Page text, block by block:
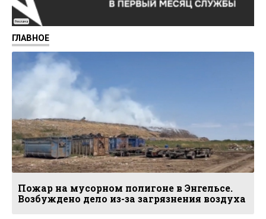
Реклама
ГЛАВНОЕ
Пожар на мусорном полигоне в Энгельсе.
Возбуждено дело из-за загрязнения воздуха